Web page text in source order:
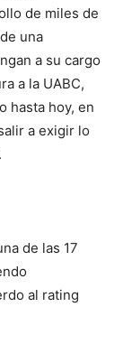
de miles de
una
a su cargo
a la UABC,
hasta hoy, en
a exigir lo
de las 17
al rating